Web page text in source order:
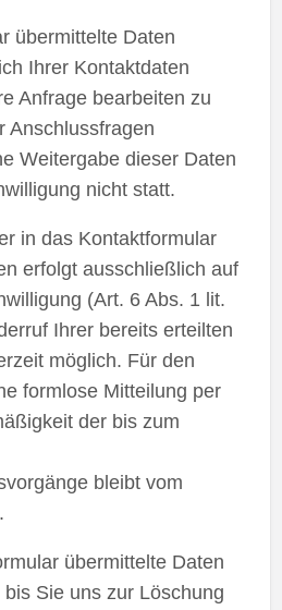
übermittelte Daten
Ihrer Kontaktdaten
Anfrage bearbeiten zu
Anschlussfragen
Weitergabe dieser Daten
nicht statt.
in das Kontaktformular
erfolgt ausschließlich auf
(Art. 6 Abs. 1 lit.
Ihrer bereits erteilten
möglich. Für den
formlose Mitteilung per
der bis zum
bleibt vom
übermittelte Daten
Sie uns zur Löschung